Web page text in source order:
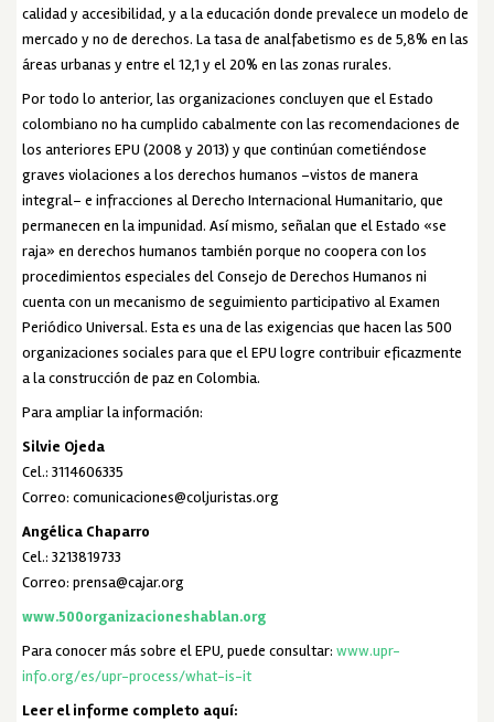
calidad y accesibilidad, y a la educación donde prevalece un modelo de
mercado y no de derechos. La tasa de analfabetismo es de 5,8% en las
áreas urbanas y entre el 12,1 y el 20% en las zonas rurales.
Por todo lo anterior, las organizaciones concluyen que el Estado
colombiano no ha cumplido cabalmente con las recomendaciones de
los anteriores EPU (2008 y 2013) y que continúan cometiéndose
graves violaciones a los derechos humanos –vistos de manera
integral– e infracciones al Derecho Internacional Humanitario, que
permanecen en la impunidad. Así mismo, señalan que el Estado «se
raja» en derechos humanos también porque no coopera con los
procedimientos especiales del Consejo de Derechos Humanos ni
cuenta con un mecanismo de seguimiento participativo al Examen
Periódico Universal. Esta es una de las exigencias que hacen las 500
organizaciones sociales para que el EPU logre contribuir eficazmente
a la construcción de paz en Colombia.
Para ampliar la información:
Silvie Ojeda
Cel.: 3114606335
Correo: comunicaciones@coljuristas.org
Angélica Chaparro
Cel.: 3213819733
Correo: prensa@cajar.org
www.500organizacioneshablan.org
Para conocer más sobre el EPU, puede consultar:www.upr-
info.org/es/upr-process/what-is-it
Leer el informe completo aquí: